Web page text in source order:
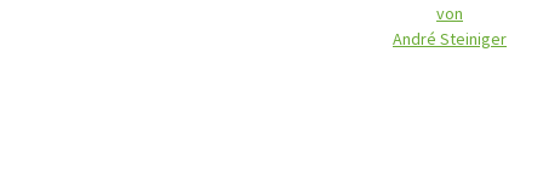
von
André Steiniger